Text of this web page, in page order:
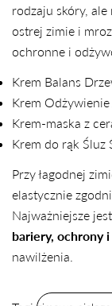
rodzaju skóry,
ostrej zimie i
ochronne i
Krem Balans
Krem
Krem-maska z
Krem do rąk Śluz
Przy łagodnej
elastycznie
Najważniejsze
bariery, ochrony
nawilżenia.